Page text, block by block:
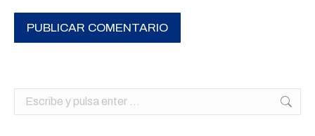
PUBLICAR COMENTARIO
Buscar: